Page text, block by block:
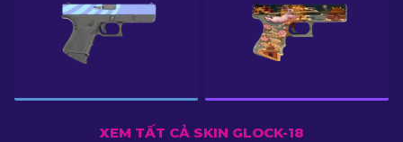
XEM TẤT CẢ SKIN GLOCK-18